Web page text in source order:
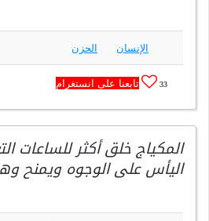
الإنسان الحزن
33 تابعنا على انستغرام
المكياج خلق أكثر للساعات
اليأس على الوجوه ويمنح